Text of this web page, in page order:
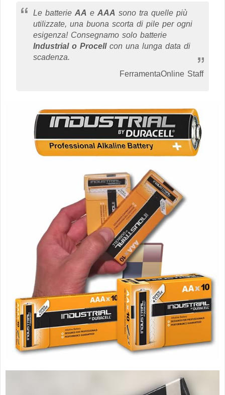
Le batterieAA eAAA sono tra quelle più
utilizzate, una buona scorta di pile per ogni
esigenza! Consegnamo solo batterie
Industrial o Procellcon una lunga data di
scadenza.
FerramentaOnline Staff